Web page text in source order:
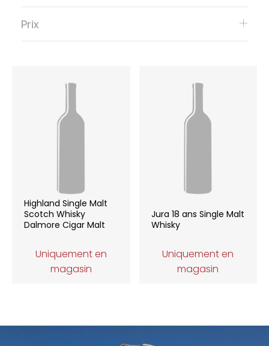
Highland Single Malt
Scotch Whisky
Dalmore Cigar Malt
Uniquement en
magasin
Jura 18 ans Single Malt
Whisky
Uniquement en
magasin
Prix